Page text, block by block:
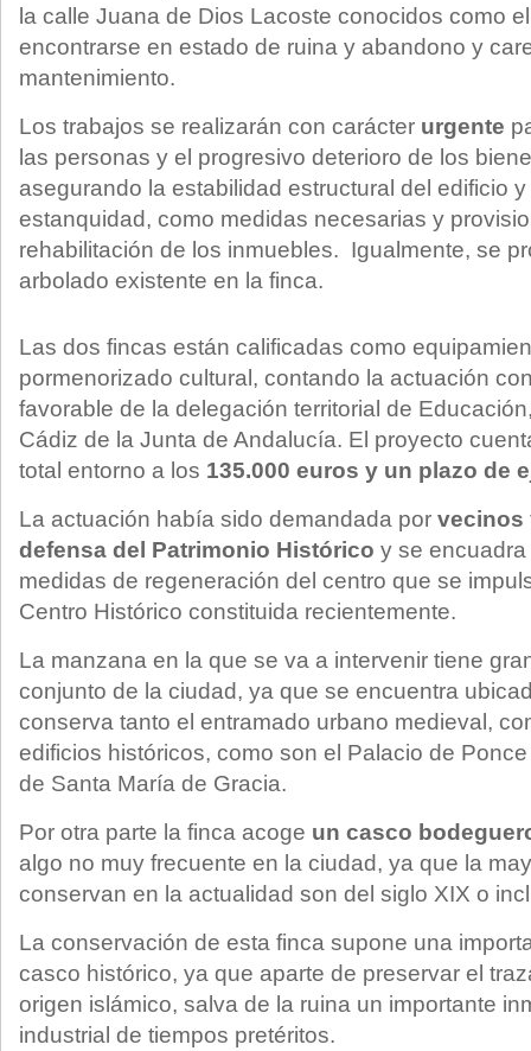
la calle Juana de Dios Lacoste conocidos como el
encontrarse en estado de ruina y abandono y
mantenimiento.
Los trabajos se realizarán con carácter urgente
las personas y el progresivo deterioro de los
asegurando la estabilidad estructural del edificio
estanquidad, como medidas necesarias y
rehabilitación de los inmuebles. Igualmente, se
arbolado existente en la finca.
Las dos fincas están calificadas como
pormenorizado cultural, contando la actuación
favorable de la delegación territorial de
Cádiz de la Junta de Andalucía. El proyecto
total entorno a los 135.000 euros y un plazo de
La actuación había sido demandada por vecinos
defensa del Patrimonio Histórico y se
medidas de regeneración del centro que se
Centro Histórico constituida recientemente.
La manzana en la que se va a intervenir tiene
conjunto de la ciudad, ya que se encuentra
conserva tanto el entramado urbano medieval,
edificios históricos, como son el Palacio de
de Santa María de Gracia.
Por otra parte la finca acoge un casco
algo no muy frecuente en la ciudad, ya que la
conservan en la actualidad son del siglo XIX o
La conservación de esta finca supone una
casco histórico, ya que aparte de preservar el
origen islámico, salva de la ruina un importante
industrial de tiempos pretéritos.